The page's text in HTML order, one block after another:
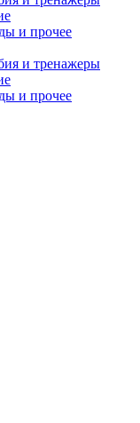
и прочее
и тренажеры
и прочее